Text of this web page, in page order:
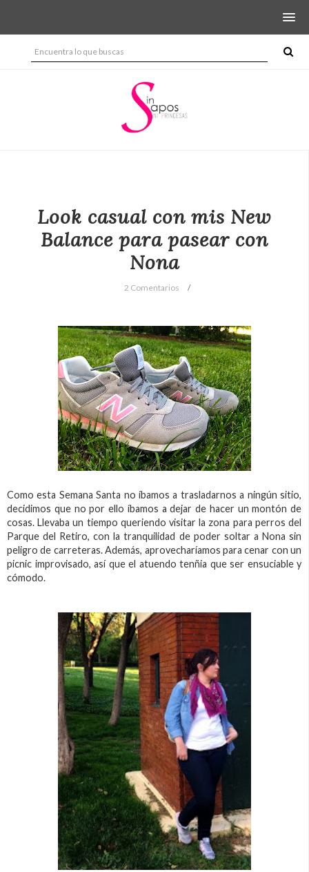
Look casual con mis New
Balance para pasear con
Nona
2 Comentarios
Como esta Semana Santa no íbamos a trasladarnos a ningún sitio,
decidimos que no por ello íbamos a dejar de hacer un montón de
cosas. Llevaba un tiempo queriendo visitar la zona para perros del
Parque del Retiro, con la tranquilidad de poder soltar a Nona sin
peligro de carreteras. Además, aprovecharíamos para cenar con un
picnic improvisado, así que el atuendo tenñia que ser ensuciable y
cómodo.